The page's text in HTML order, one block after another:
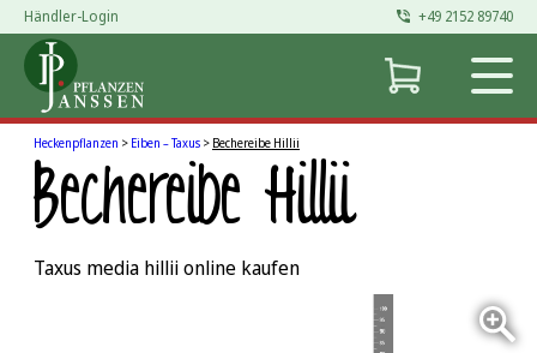
Zum
Inhalt
springen
Händler-Login +49 2152 89740
Heckenpflanzen > Eiben – Taxus > Bechereibe Hillii
Bechereibe Hillii
Taxus media hillii online kaufen